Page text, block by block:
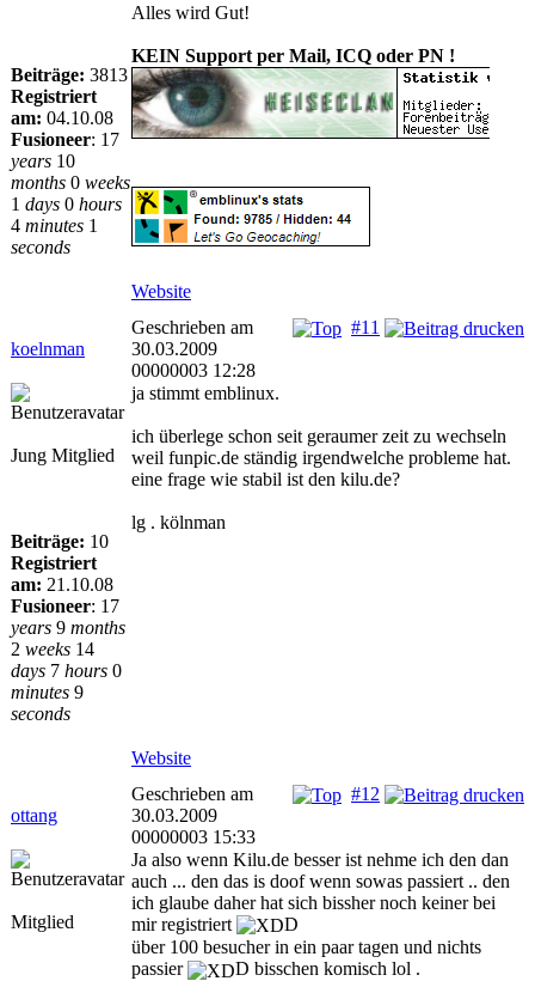
Beiträge: 3813
Registriert
am: 04.10.08
Fusioneer: 17
years 10
months 0 weeks
1 days 0 hours
4 minutes 1
seconds
Alles wird Gut!
KEIN Support per Mail, ICQ oder PN !
Website
koelnman
#11
Geschrieben am
30.03.2009
00000003 12:28
Jung Mitglied
Beiträge: 10
Registriert
am: 21.10.08
Fusioneer: 17
years 9 months
2 weeks 14
days 7 hours 0
minutes 9
seconds
ja stimmt emblinux.
ich überlege schon seit geraumer zeit zu wechseln
weil funpic.de ständig irgendwelche probleme hat.
eine frage wie stabil ist den kilu.de?
lg . kölnman
Website
ottang
#12
Geschrieben am
30.03.2009
00000003 15:33
Mitglied
Ja also wenn Kilu.de besser ist nehme ich den dan
auch ... den das is doof wenn sowas passiert .. den
ich glaube daher hat sich bissher noch keiner bei
mir registriert
D
über 100 besucher in ein paar tagen und nichts
passier
D bisschen komisch lol .